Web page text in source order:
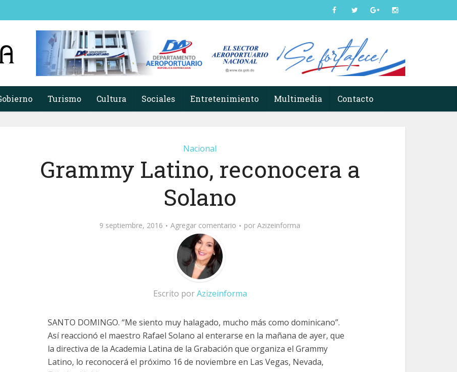
Turismo Cultura Sociales Entretenimiento Multimedia Contacto
Nacional
Grammy Latino, reconocera a
Solano
9 septiembre, 2016 Agregar comentario por Azizeinforma
Escrito porAzizeinforma
SANTO DOMINGO. “Me siento muy halagado, mucho más como dominicano”.
Así reaccionó el maestro Rafael Solano al enterarse en la mañana de ayer, que
la directiva de la Academia Latina de la Grabación que organiza el Grammy
Latino, lo reconocerá el próximo 16 de noviembre en Las Vegas, Nevada,